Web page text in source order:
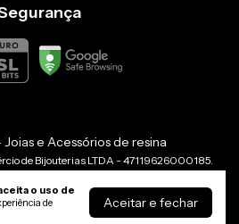
o uso de
de
Aceitar e fechar
e Acessórios de resina
de Bijouterias LTDA - 47119626000185.
os direitos reservados.